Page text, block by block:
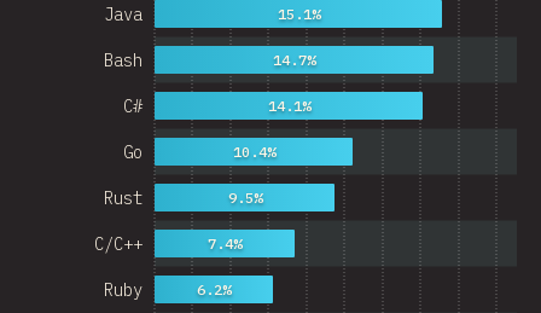
Ruby
C/C++
Rust
Go
C#
Bash
Java
6.2%
7.4%
9.5%
10.4%
14.1%
14.7%
15.1%